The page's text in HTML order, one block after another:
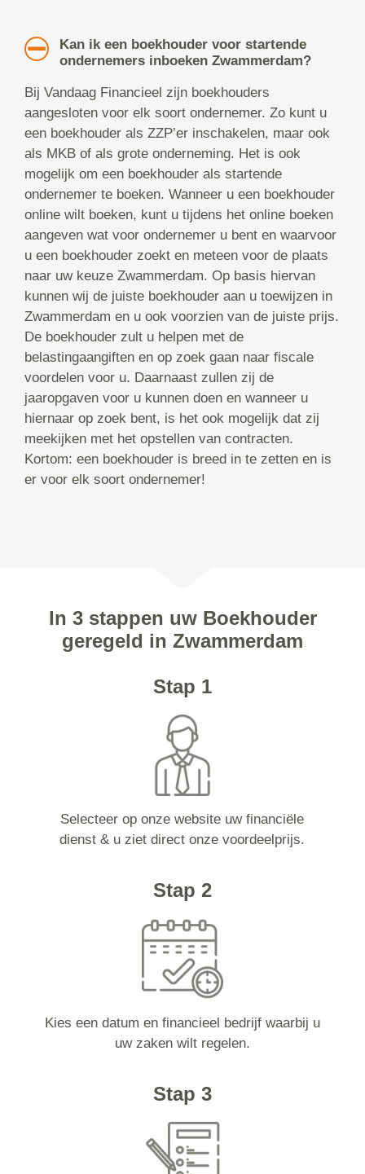
Kan ik een boekhouder voor startende
ondernemers inboeken Zwammerdam?
Bij Vandaag Financieel zijn boekhouders
aangesloten voor elk soort ondernemer. Zo kunt u
een boekhouder als ZZP’er inschakelen, maar ook
als MKB of als grote onderneming. Het is ook
mogelijk om een boekhouder als startende
ondernemer te boeken. Wanneer u een boekhouder
online wilt boeken, kunt u tijdens het online boeken
aangeven wat voor ondernemer u bent en waarvoor
u een boekhouder zoekt en meteen voor de plaats
naar uw keuze Zwammerdam. Op basis hiervan
kunnen wij de juiste boekhouder aan u toewijzen in
Zwammerdam en u ook voorzien van de juiste prijs.
De boekhouder zult u helpen met de
belastingaangiften en op zoek gaan naar fiscale
voordelen voor u. Daarnaast zullen zij de
jaaropgaven voor u kunnen doen en wanneer u
hiernaar op zoek bent, is het ook mogelijk dat zij
meekijken met het opstellen van contracten.
Kortom: een boekhouder is breed in te zetten en is
er voor elk soort ondernemer!
In 3 stappen uw Boekhouder
geregeld in Zwammerdam
Stap 1
Selecteer op onze website uw financiële
dienst & u ziet direct onze voordeelprijs.
Stap 2
Kies een datum en financieel bedrijf waarbij u
uw zaken wilt regelen.
Stap 3